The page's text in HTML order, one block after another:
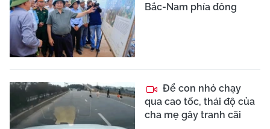
Bắc-Nam phía đông
Để con nhỏ chạy
qua cao tốc, thái độ của
cha mẹ gây tranh cãi